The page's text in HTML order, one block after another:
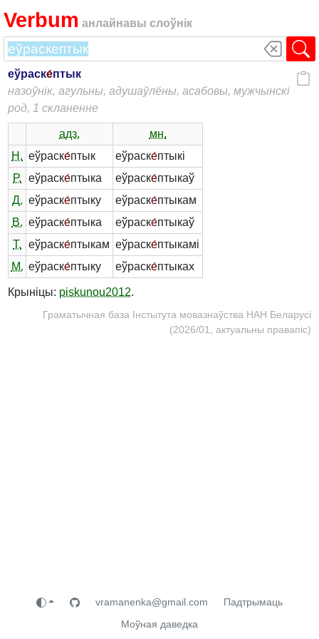
Verbum анлайнавы слоўнік
еўраске́птык
назоўнік, агульны, адушаўлёны, асабовы, мужчынскі
род, 1 скланенне
адз.
мн.
Н. еўраске́птык еўраске́птыкі
Р.
еўраске́птыка еўраске́птыкаў
Д. еўраске́птыку еўраске́птыкам
В. еўраске́птыка еўраске́птыкаў
Т.
еўраске́птыкам еўраске́птыкамі
М. еўраске́птыку еўраске́птыках
Крыніцы: piskunou2012.
Граматычная база Інстытута мовазнаўства НАН Беларусі
(2026/01, актуальны правапіс)
vramanenka@gmail.com
Падтрымаць
Моўная даведка